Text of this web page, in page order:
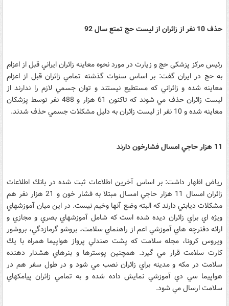
حذف 10 نفر از زائران از ليست حج تمتع سال 92
رئیس مرکز پزشکی حج و زیارت در مورد نحوه معاينه زائران ايراني قبل از اعزام
به حج در ايران گفت: بر اساس سنوات گذشته تمامي زائران قبل از اعزام
معاينه شده و زائراني كه مستطيع نيستند و توان جسمي لازم را ندارند از
ليست زائران حذف مي شوند كه تاكنون 61 هزار و 488 نفر توسط پزشكان
معاينه شده و 10 نفر از ليست زائران به دليل مشكلات جسمي حذف شدند.
11 هزار حاجي امسال فشارخون دارند
رياض اظهار داشت: بر اساس آخرين اطلاعات ثبت شده در بانك اطلاعات
زائران امسال 11 هزار حاجي امسال مبتلا به فشار خون و 21 هزار نفر هم
مشكلات ديابتي دارند كه البته وضع آنها وخيم نيست. در اين ميان آموزشهاي
ويژه اي براي زائران ديده شده است كه شامل آموزشهاي بصري و مجازي و
ارائه دفترچه هاي آموزشي اعم از راهنماي سلامت، بروشو گرمازدگي، بروشور
ويروس كرونا، مجله سلامت كه پشت صندلي پرواز هواپيما همراه با يك
كارت سلامت قرار مي گيرد. همچنين پوسترها و بنرهاي هشدار دهنده
سلامت در مكه و مدينه براي زائران نصب مي شود و در طول سفر هم در
هواپيما سي دي آموزشي نمايش داده شده و به تمامي زائران پيامكهاي
سلامت ارسال مي شود.